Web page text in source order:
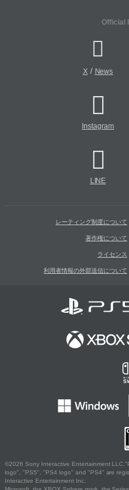
Official
X/ News
Instagram
LINE
レーティング制度について
著作権について
ライセンス
利用者情報の外部送信について
©2026 Sony Interactive Entertainment
logo", "PS5", "PS4 logo" and "PS4" are
Interactive Entertainment Inc.